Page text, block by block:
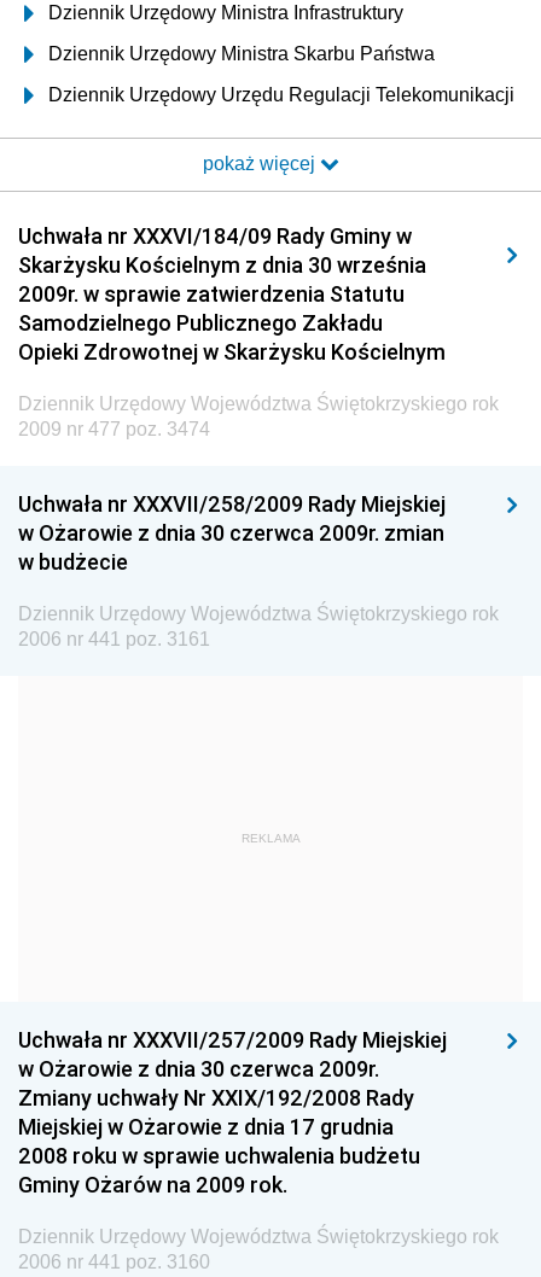
Dziennik Urzędowy Ministra Infrastruktury
Dziennik Urzędowy Ministra Skarbu Państwa
Dziennik Urzędowy Urzędu Regulacji Telekomunikacji
Dziennik Urzędowy Ministra Transportu i Budownictwa
Elektronicznej
Dziennik Urzędowy Ministra Spraw Wewnętrznych i
Administracji
Dziennik Urzędowy Ministra Transportu
Dziennik Urzędowy Ministra Budownictwa
Dziennik Urzędowy Ministra Nauki i Szkolnictwa
Dziennik Urzędowy Głównego Urzędu Miar
Dziennik Urzędowy Ministra Rolnictwa i Rozwoju Wsi
Sportu
Dziennik Urzędowy Ministra Edukacji i Nauki
Dziennik Urzędowy Ministra Gospodarki
Dziennik Urzędowy Urzędu Ochrony Konkurencji i
Konsumentów
Dziennik Urzędowy Ministra Pracy i Polityki
Społecznej
Dziennik Urzędowy Urzędu Lotnictwa Cywilnego
pokaż więcej
Uchwała nr XXXVI/184/09 Rady Gminy w
Skarżysku Kościelnym z dnia 30 września
2009r. w sprawie zatwierdzenia Statutu
Samodzielnego Publicznego Zakładu
Opieki Zdrowotnej w Skarżysku Kościelnym
Dziennik Urzędowy Województwa Świętokrzyskiego rok
2009 nr 477 poz. 3474
Uchwała nr XXXVII/258/2009 Rady Miejskiej
w Ożarowie z dnia 30 czerwca 2009r. zmian
w budżecie
Dziennik Urzędowy Województwa Świętokrzyskiego rok
2006 nr 441 poz. 3161
REKLAMA
Uchwała nr XXXVII/257/2009 Rady Miejskiej
w Ożarowie z dnia 30 czerwca 2009r.
Zmiany uchwały Nr XXIX/192/2008 Rady
Miejskiej w Ożarowie z dnia 17 grudnia
2008 roku w sprawie uchwalenia budżetu
Gminy Ożarów na 2009 rok.
Dziennik Urzędowy Województwa Świętokrzyskiego rok
2006 nr 441 poz. 3160